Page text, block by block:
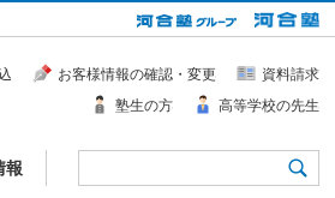
報
お客様情報の確認・変更
資料請求
塾生の方
高等学校の先生